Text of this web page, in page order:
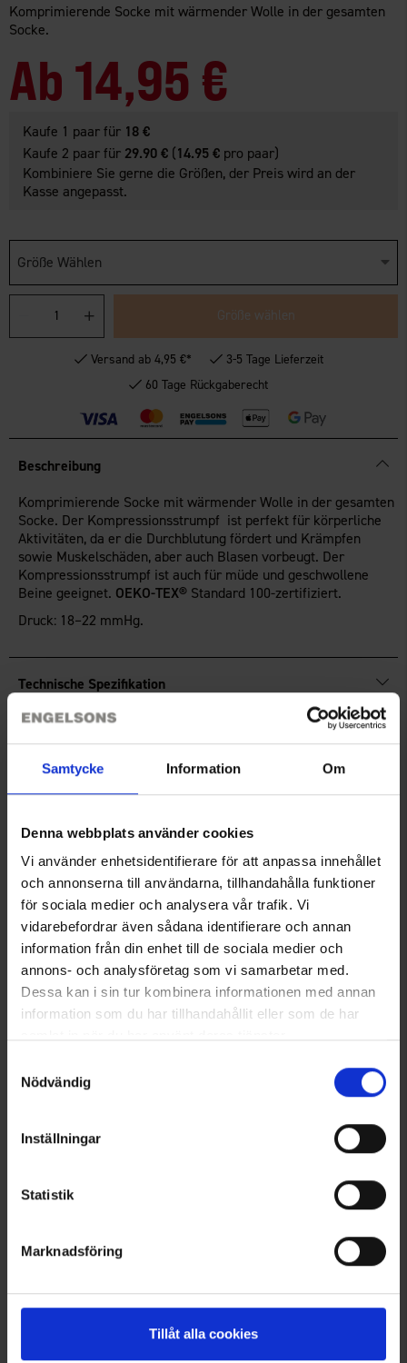
Samtycke Information Om
Denna webbplats använder cookies
Vi använder enhetsidentifierare för att anpassa innehållet
och annonserna till användarna, tillhandahålla funktioner
för sociala medier och analysera vår trafik. Vi
vidarebefordrar även sådana identifierare och annan
information från din enhet till de sociala medier och
annons- och analysföretag som vi samarbetar med.
Dessa kan i sin tur kombinera informationen med annan
information som du har tillhandahållit eller som de har
Nödvändig
Inställningar
Statistik
Marknadsföring
Tillåt alla cookies
Komprimierende Socke mit wärmender Wolle in der gesamten
Socke.
Ab 14,95 €
Kaufe 1 paar für 18 €
Kaufe 2 paar für 29.90 € (14.95 € pro paar)
Kombiniere Sie gerne die Größen, der Preis wird an der
Kasse angepasst.
Größe Wählen
Größe wählen
Versand ab 4,95 €*
3-5 Tage Lieferzeit
60 Tage Rückgaberecht
Beschreibung
Komprimierende Socke mit wärmender Wolle in der gesamten
Socke. Der Kompressionsstrumpf ist perfekt für körperliche
Aktivitäten, da er die Durchblutung fördert und Krämpfen
sowie Muskelschäden, aber auch Blasen vorbeugt. Der
Kompressionsstrumpf ist auch für müde und geschwollene
Beine geeignet. OEKO-TEX® Standard 100-zertifiziert.
Druck: 18–22 mmHg.
Technische Spezifikation
Größenguide
Bewertungen
Sie benötigen vielleicht auch
Ab7,95 €
Ähnliche Produkte